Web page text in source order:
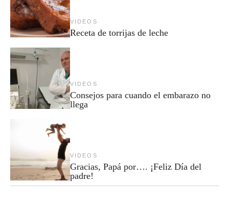
VIDEOS
Receta de torrijas de leche
VIDEOS
Consejos para cuando el embarazo no
llega
VIDEOS
Gracias, Papá por…. ¡Feliz Día del
padre!